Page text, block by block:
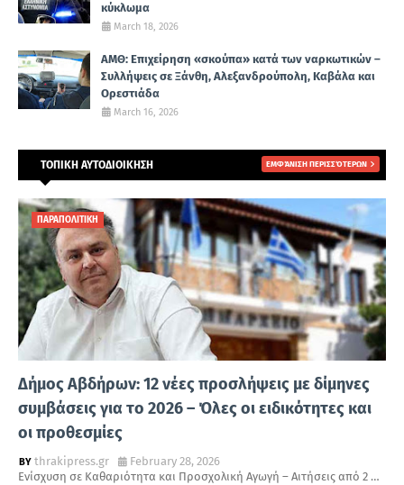
κύκλωμα
March 18, 2026
ΑΜΘ: Επιχείρηση «σκούπα» κατά των ναρκωτικών –
Συλλήψεις σε Ξάνθη, Αλεξανδρούπολη, Καβάλα και
Ορεστιάδα
March 16, 2026
ΤΟΠΙΚΗ ΑΥΤΟΔΙΟΙΚΗΣΗ ΕΜΦΆΝΙΣΗ ΠΕΡΙΣΣΌΤΕΡΩΝ
ΠΑΡΑΠΟΛΙΤΙΚΗ
Δήμος Αβδήρων: 12 νέες προσλήψεις με δίμηνες
συμβάσεις για το 2026 – Όλες οι ειδικότητες και
οι προθεσμίες
thrakipress.gr
February 28, 2026
Ενίσχυση σε Καθαριότητα και Προσχολική Αγωγή – Αιτήσεις από 2 …